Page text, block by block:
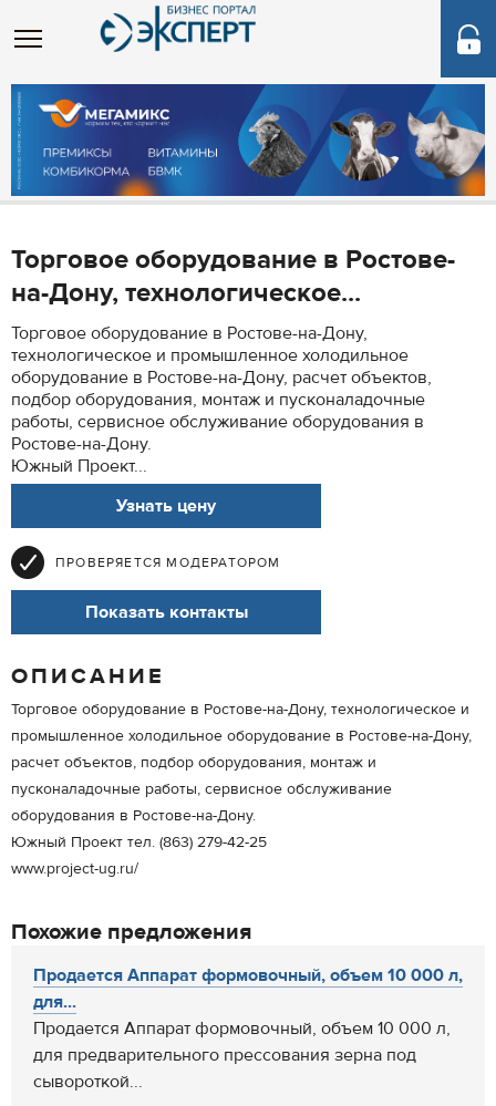
Торговое оборудование в Ростове-
на-Дону, технологическое...
Торговое оборудование в Ростове-на-Дону,
технологическое и промышленное холодильное
оборудование в Ростове-на-Дону, расчет объектов,
подбор оборудования, монтаж и пусконаладочные
работы, сервисное обслуживание оборудования в
Ростове-на-Дону.
Южный Проект...
Узнать цену
ПРОВЕРЯЕТСЯ МОДЕРАТОРОМ
Показать контакты
ОПИСАНИЕ
Торговое оборудование в Ростове-на-Дону, технологическое и
промышленное холодильное оборудование в Ростове-на-Дону,
расчет объектов, подбор оборудования, монтаж и
пусконаладочные работы, сервисное обслуживание
оборудования в Ростове-на-Дону.
Южный Проект тел. (863) 279-42-25
www.project-ug.ru/
Похожие предложения
Продается Аппарат формовочный, объем 10 000 л,
для...
Продается Аппарат формовочный, объем 10 000 л,
для предварительного прессования зерна под
сывороткой...